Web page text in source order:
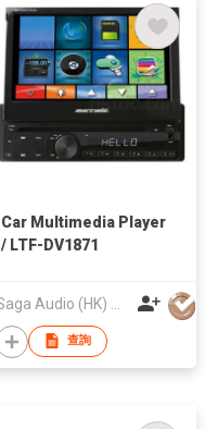
Car Multimedia Player
/ LTF-DV1871
查詢